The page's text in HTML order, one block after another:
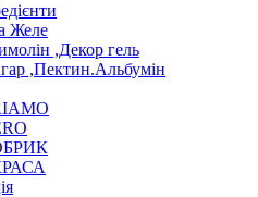
Желе
,Декор гель
,Пектин.Альбумін